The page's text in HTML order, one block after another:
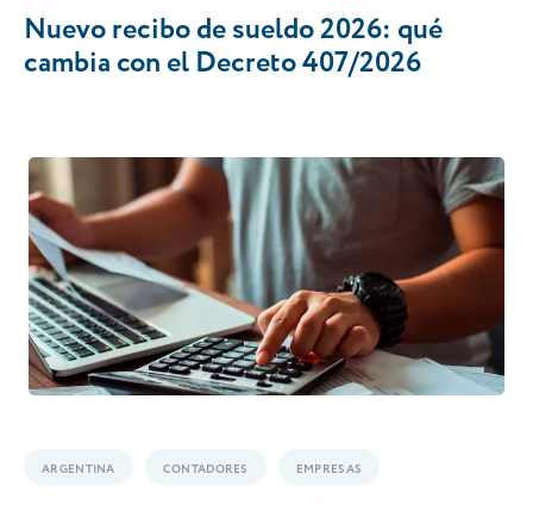
Nuevo recibo de sueldo 2026: qué
cambia con el Decreto 407/2026
ARGENTINA CONTADORES EMPRESAS